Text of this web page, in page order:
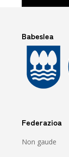
Babeslea
Federazioa
Non gaude